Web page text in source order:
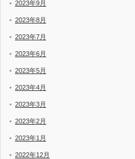
2023年9月
2023年8月
2023年7月
2023年6月
2023年5月
2023年4月
2023年3月
2023年2月
2023年1月
2022年12月